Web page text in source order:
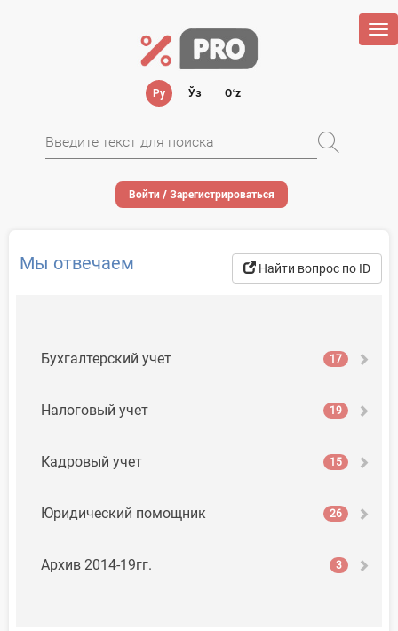
Ру Ўз Oʻz
Войти / Зарегистрироваться
Найти вопрос по ID
Мы отвечаем
Бухгалтерский учет 17
Налоговый учет 19
Кадровый учет 15
Юридический помощник 26
Архив 2014-19гг. 3